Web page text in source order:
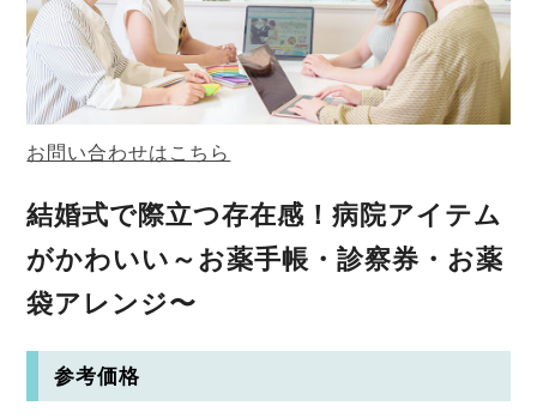
お問い合わせはこちら
結婚式で際立つ存在感！病院アイテム
がかわいい～お薬手帳・診察券・お薬
袋アレンジ〜
参考価格